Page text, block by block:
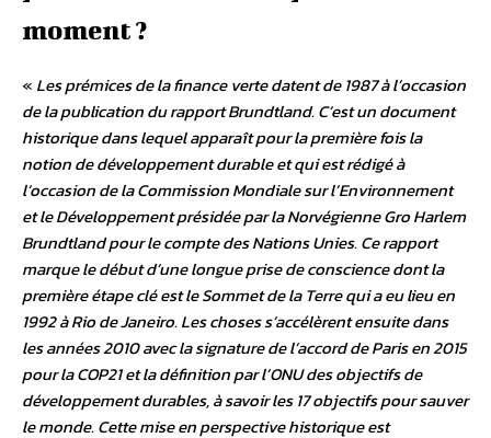
moment ?
« Les prémices de la finance verte datent de 1987 à l’occasion
de la publication du rapport Brundtland. C’est un document
historique dans lequel apparaît pour la première fois la
notion de développement durable et qui est rédigé à
l’occasion de la Commission Mondiale sur l’Environnement
et le Développement présidée par la Norvégienne Gro Harlem
Brundtland pour le compte des Nations Unies. Ce rapport
marque le début d’une longue prise de conscience dont la
première étape clé est le Sommet de la Terre qui a eu lieu en
1992 à Rio de Janeiro. Les choses s’accélèrent ensuite dans
les années 2010 avec la signature de l’accord de Paris en 2015
pour la COP21 et la définition par l’ONU des objectifs de
développement durables, à savoir les 17 objectifs pour sauver
le monde. Cette mise en perspective historique est